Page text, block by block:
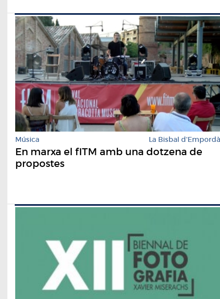
Música La Bisbal d'Empordà
En marxa el fITM amb una dotzena de
propostes